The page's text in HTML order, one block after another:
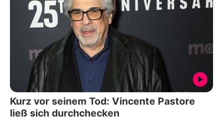
Kurz vor seinem Tod: Vincente Pastore
ließ sich durchchecken